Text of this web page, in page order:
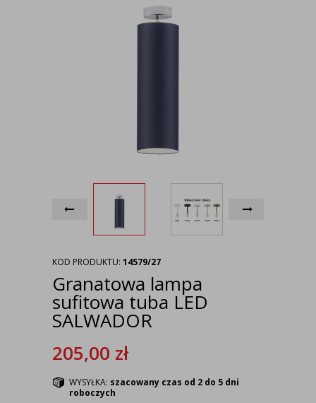
KOD PRODUKTU: 14579/27
Granatowa lampa
sufitowa tuba LED
SALWADOR
205,00 zł
WYSYŁKA: szacowany czas od 2 do 5 dni
roboczych